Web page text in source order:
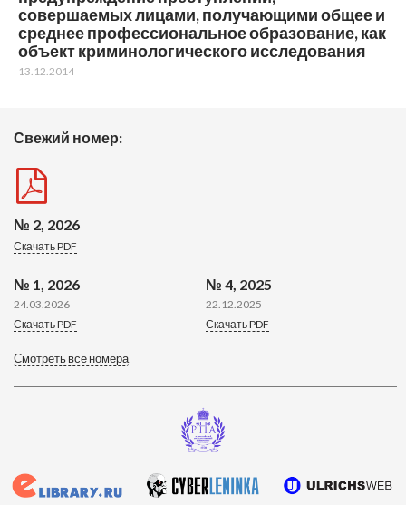
Свежий номер:
№ 2, 2026
Скачать PDF
№ 1, 2026
24.03.2026
Скачать PDF
№ 4, 2025
22.12.2025
Скачать PDF
Смотреть все номера
совершаемых лицами, получающими общее и
среднее профессиональное образование, как
объект криминологического исследования
13.12.2014